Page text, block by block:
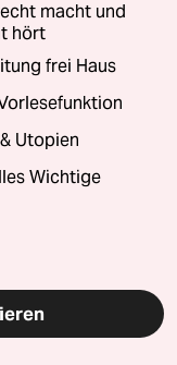
macht und
hört
frei Haus
Utopien
Wichtige